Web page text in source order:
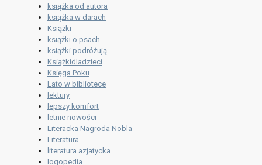
książka od autora
książka w darach
Książki
książki o psach
książki podróżują
Książkidladzieci
Księga Poku
Lato w bibliotece
lektury
lepszy komfort
letnie nowości
Literacka Nagroda Nobla
Literatura
literatura azjatycka
logopedia